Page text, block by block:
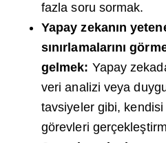
fazla soru sormak.
Yapay zekanın
sınırlamalarını
gelmek: Yapay
veri analizi veya
tavsiyeler gibi, kendisi
görevleri